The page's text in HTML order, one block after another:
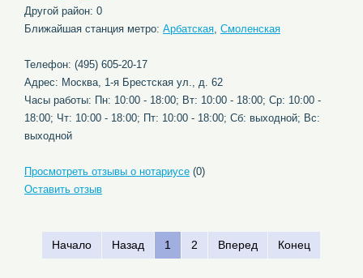
Другой район: 0
Ближайшая станция метро: Арбатская, Смоленская
Телефон: (495) 605-20-17
Адрес: Москва, 1-я Брестская ул., д. 62
Часы работы: Пн: 10:00 - 18:00; Вт: 10:00 - 18:00; Ср: 10:00 -
18:00; Чт: 10:00 - 18:00; Пт: 10:00 - 18:00; Сб: выходной; Вс:
выходной
Просмотреть отзывы о нотариусе (0)
Оставить отзыв
Начало Назад 1 2 Вперед Конец